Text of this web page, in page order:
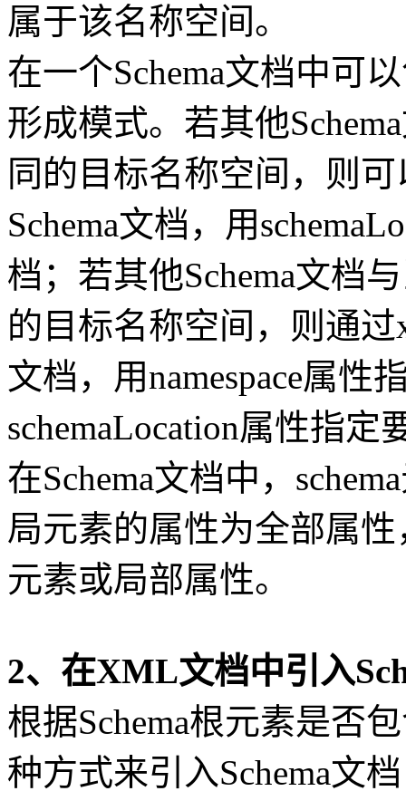
属于该名称空间。
在一个Schema文档中可
形成模式。若其他
同的目标名称空间，则
Schema文档，用
档；若其他Schema文档
的目标名称空间，则通过
文档，用namespace属性
schemaLocation属性指
在Schema文档中，
局元素的属性为全部属
元素或局部属性。
2、在XML文档中引入
根据Schema根元素是否
种方式来引入Schema文